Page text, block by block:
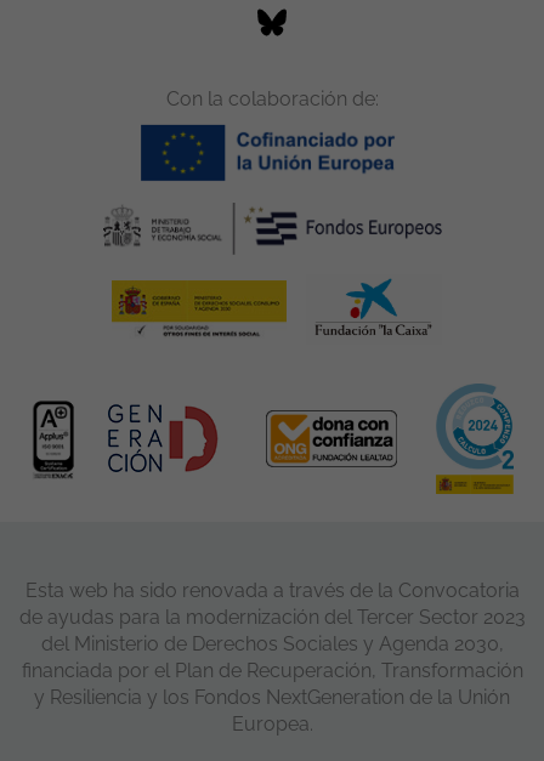
Con la colaboración de:
Esta web ha sido renovada a través de la Convocatoria
de ayudas para la modernización del Tercer Sector 2023
del Ministerio de Derechos Sociales y Agenda 2030,
financiada por el Plan de Recuperación, Transformación
y Resiliencia y los Fondos NextGeneration de la Unión
Europea.